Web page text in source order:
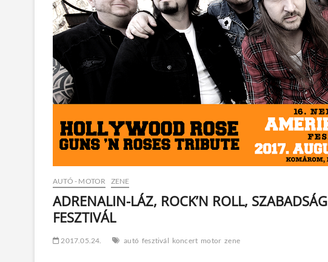
AUTÓ - MOTOR ZENE
ADRENALIN-LÁZ, ROCK’N ROLL,
FESZTIVÁL
2017.05.24. autó fesztivál koncert motor zene